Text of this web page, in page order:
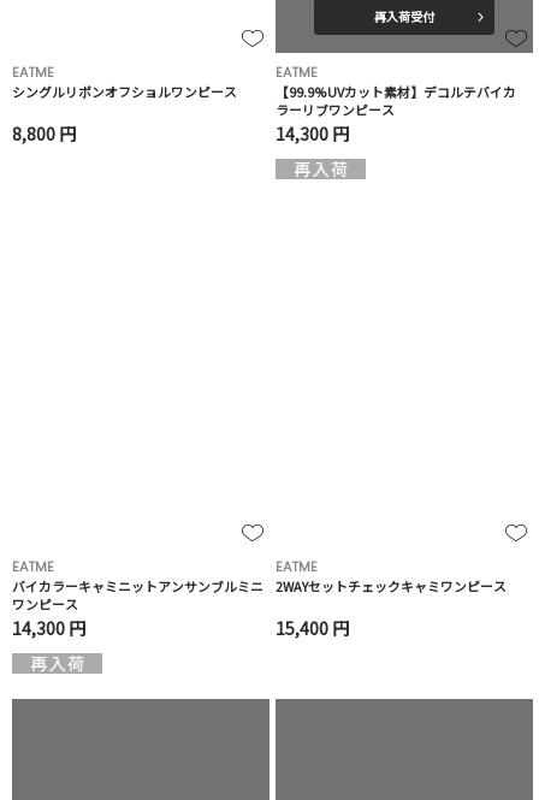
EATME
シングルリボンオフショルワンピース
8,800 円
再入荷受付
EATME
【99.9%UVカット素材】デコルテバイカ
ラーリブワンピース
14,300 円
EATME
バイカラーキャミニットアンサンブルミニ
ワンピース
14,300 円
EATME
2WAYセットチェックキャミワンピース
15,400 円